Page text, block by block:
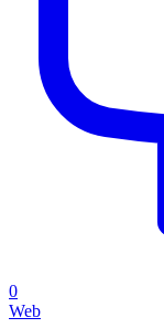
0
Web